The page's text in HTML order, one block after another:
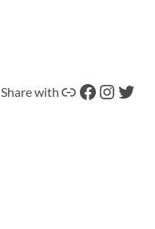
Share with Tautan Facebook Instagram Twitter